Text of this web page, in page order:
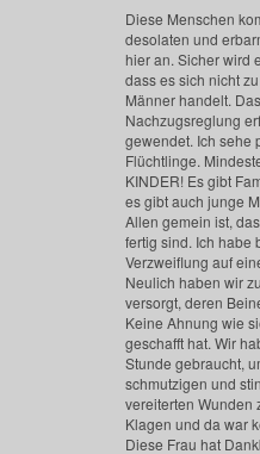
Diese Menschen
desolaten und
hier an. Sicher wird
dass es sich nicht
Männer handelt.
Nachzugsreglung
gewendet. Ich sehe
Flüchtlinge.
KINDER! Es gibt
es gibt auch junge
Allen gemein ist,
fertig sind. Ich habe
Verzweiflung auf
Neulich haben wir
versorgt, deren
Keine Ahnung wie
geschafft hat. Wir
Stunde gebraucht,
schmutzigen und
vereiterten Wunden
Klagen und da war
Diese Frau hat